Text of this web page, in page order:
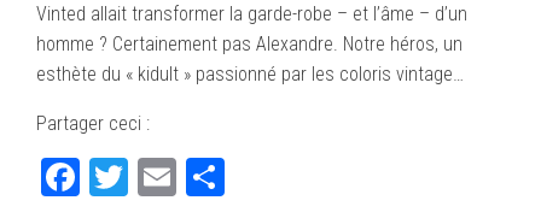
Vinted allait transformer la garde-robe – et l’âme – d’un
homme ? Certainement pas Alexandre. Notre héros, un
esthète du « kidult » passionné par les coloris vintage…
Partager ceci :
Fa T
E